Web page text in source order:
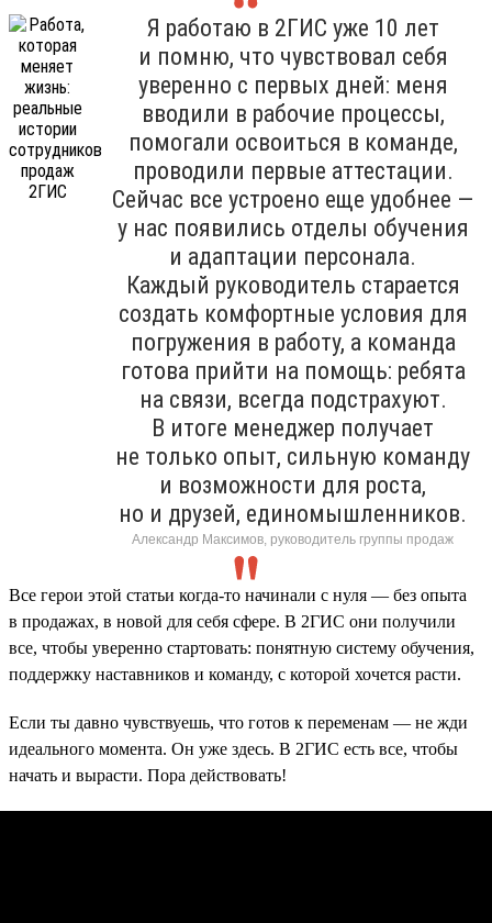
Я работаю в 2ГИС уже 10 лет
и помню, что чувствовал себя
уверенно с первых дней: меня
вводили в рабочие процессы,
помогали освоиться в команде,
проводили первые аттестации.
Сейчас все устроено еще удобнее —
у нас появились отделы обучения
и адаптации персонала.
Каждый руководитель старается
создать комфортные условия для
погружения в работу, а команда
готова прийти на помощь: ребята
на связи, всегда подстрахуют.
В итоге менеджер получает
не только опыт, сильную команду
и возможности для роста,
но и друзей, единомышленников.
Александр Максимов, руководитель группы продаж
Все герои этой статьи когда-то начинали с нуля — без опыта
в продажах, в новой для себя сфере. В 2ГИС они получили
все, чтобы уверенно стартовать: понятную систему обучения,
поддержку наставников и команду, с которой хочется расти.
Если ты давно чувствуешь, что готов к переменам — не жди
идеального момента. Он уже здесь. В 2ГИС есть все, чтобы
начать и вырасти. Пора действовать!